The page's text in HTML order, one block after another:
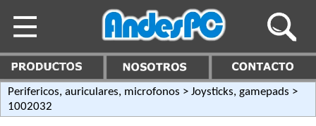
Perifericos, auriculares, microfonos > Joysticks, gamepads >
1002032